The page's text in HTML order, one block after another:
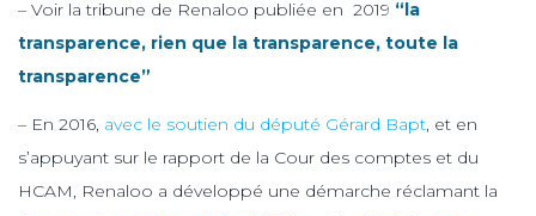
– Voir la tribune de Renaloo publiée en 2019 “la
transparence, rien que la transparence, toute la
transparence”
– En 2016, avec le soutien du député Gérard Bapt, et en
s’appuyant sur le rapport de la Cour des comptes et du
HCAM, Renaloo a développé une démarche réclamant la